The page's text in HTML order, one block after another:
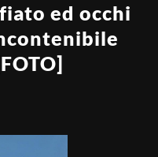
ed occhi